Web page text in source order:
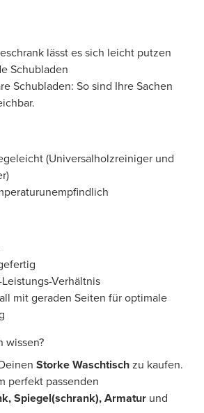
lässt es sich leicht putzen
Schubladen
Schubladen: So sind Ihre Sachen
(Universalholzreiniger und
Verhältnis
mit geraden Seiten für optimale
wissen?
Storke Waschtischzu kaufen.
perfekt passenden
Spiegel(schrank), Armatur und